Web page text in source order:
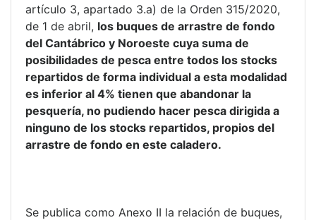
artículo 3, apartado 3.a) de la Orden 315/2020,
de 1 de abril, los buques de arrastre de fondo
del Cantábrico y Noroeste cuya suma de
posibilidades de pesca entre todos los stocks
repartidos de forma individual a esta modalidad
es inferior al 4% tienen que abandonar la
pesquería, no pudiendo hacer pesca dirigida a
ninguno de los stocks repartidos, propios del
arrastre de fondo en este caladero.
Se publica como Anexo II la relación de buques,